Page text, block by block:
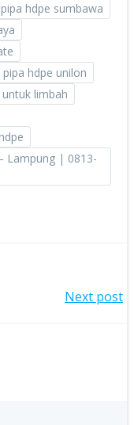
pipa hdpe sumbawa
pipa hdpe unilon
limbah
Lampung | 0813-
Next post